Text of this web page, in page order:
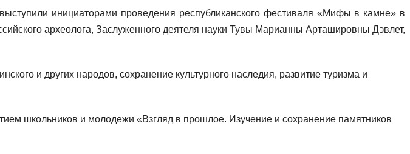
инициаторами проведения республиканского фестиваля «Мифы в камне» в
археолога, Заслуженного деятеля науки Тувы Марианны Арташировны Дэвлет,
и других народов, сохранение культурного наследия, развитие туризма и
школьников и молодежи «Взгляд в прошлое. Изучение и сохранение памятников